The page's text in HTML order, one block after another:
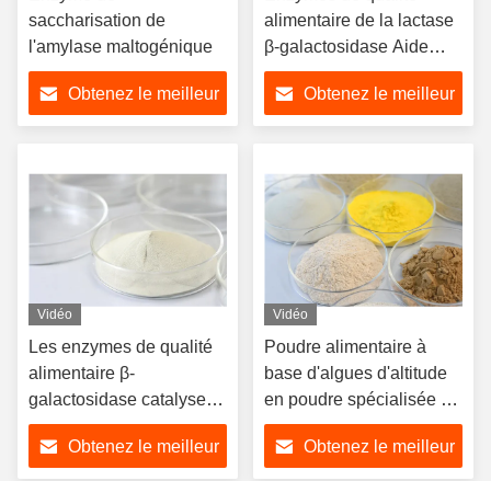
saccharisation de
l'amylase maltogénique
Obtenez le meilleur
alimentaire de la lactase
β-galactosidase Aide
digestive utilisée pour la
production
d'oligogalactose
Obtenez le meilleur
Vidéo
Les enzymes de qualité
alimentaire β-
galactosidase catalysent
la dégradation du lactose
Obtenez le meilleur
Vidéo
Poudre alimentaire à
base d'algues d'altitude
en poudre spécialisée à
plusieurs enzymes
Obtenez le meilleur